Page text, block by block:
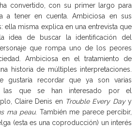
convertido, con su primer largo para
a tener en cuenta. Ambiciosa en sus
ella misma explica en una entrevista que
idea de buscar la identificación del
que rompa uno de los peores
Ambiciosa en el tratamiento de
historia de múltiples interpretaciones.
gustaría recordar que ya son varias
las que se han interesado por el
Claire Denis en Trouble Every Dayy
ma peau. También me parece percibir,
(esta es una coproducción) un interés